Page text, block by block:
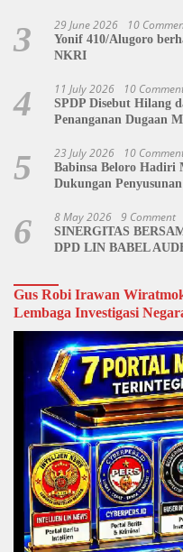
3 29 June 2026 10
Yonif 410/Alugoro
NKRI
4 11 July 2026 10
SPDP Disebut Hilang
Penanganan Dugaan
5 23 July 2026 10
Babinsa Beloro Hadiri
Dukungan
6 8 May 2026 9 Comment
SINERGITAS
DPD LIN BABEL
Gus Robi Irawan
Lembaga Investigasi
Video
Player